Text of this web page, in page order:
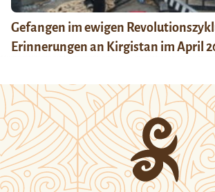
Gefangen im ewigen
Erinnerungen an Kirgistan im April